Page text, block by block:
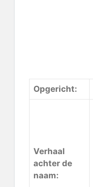
Opgericht:
Verhaal
achter de
naam: